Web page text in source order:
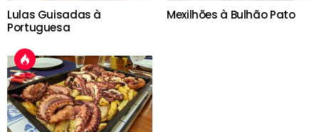
Lulas Guisadas à
Portuguesa
Mexilhões à Bulhão Pato